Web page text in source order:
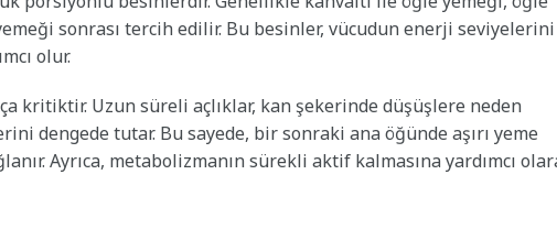
sonrası tercih edilir. Bu besinler, vücudun enerji seviyelerini
olur.
kritiktir. Uzun süreli açlıklar, kan şekerinde düşüşlere neden
dengede tutar. Bu sayede, bir sonraki ana öğünde aşırı yeme
Ayrıca, metabolizmanın sürekli aktif kalmasına yardımcı